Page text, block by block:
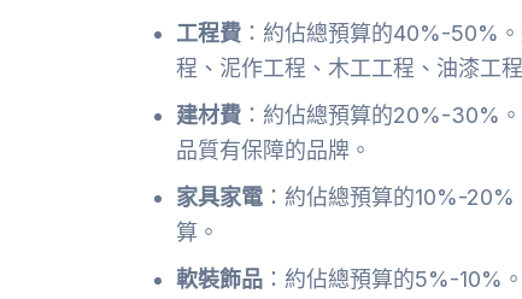
工程費 ：約佔總預算的40%-50%
程、泥作工程、木工工程、油漆工程
建材費 ：約佔總預算的20%-30%
品質有保障的品牌。
家具家電 ：約佔總預算的10%-
算。
軟裝飾品 ：約佔總預算的5%-10%